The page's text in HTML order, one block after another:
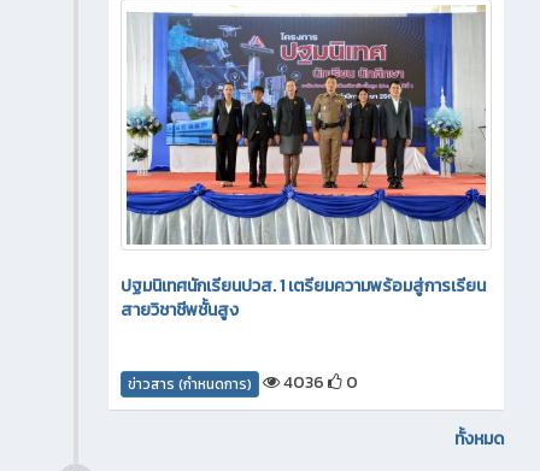
ปฐมนิเทศนักเรียนปวส. 1 เตรียมความพร้อมสู่การเรียน
สายวิชาชีพชั้นสูง
ข่าวสาร (กำหนดการ) 4036 0
ทั้งหมด